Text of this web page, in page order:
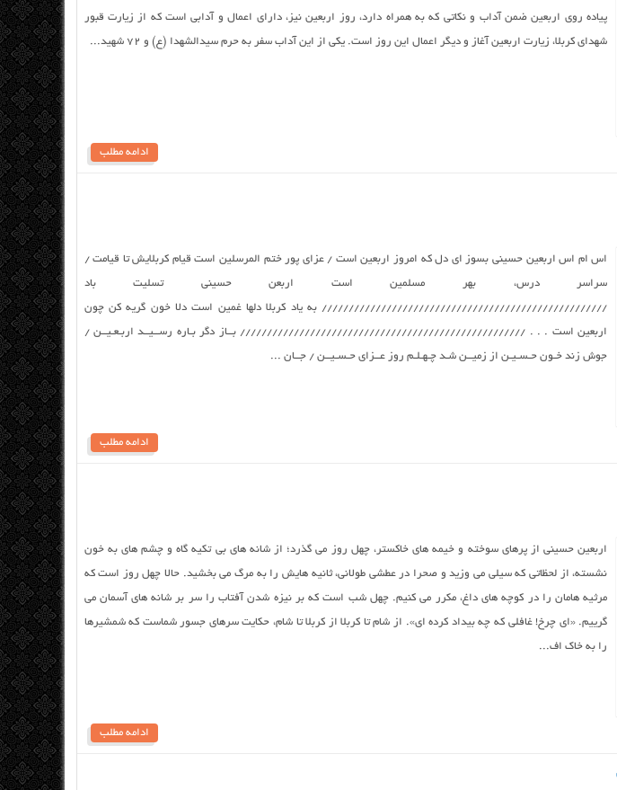
پیاده روی اربعین ضمن آداب و نکاتی که به همراه دارد، روز اربعین نیز، دارای اعمال و آدابی است که از زیارت قبور
شهدای کربلا، زیارت اربعین آغاز و دیگر اعمال این روز است. یکی از این آداب سفر به حرم سیدالشهدا (ع) و ۷۲ شهید...
ادامه مطلب
اس ام اس اربعین حسینی بسوز ای دل که امروز اربعین است / عزای پور ختم المرسلین است قیام کربلایش تا قیامت /
سراسر درس، بهر مسلمین است اربعن حسینی تسلیت باد
///////////////////////////////////////////////////// به یاد کربلا دل‏ها غمین است دلا خون گریه کن چون
اربعین است . . . ///////////////////////////////////////////////////// بــاز دگر بـاره رســیــد اربـعـیــن /
جوش زند خـون حـسـیـن از زمیــن شـد چـهـلـم روز عــزای حـسـیــن / جــان ...
ادامه مطلب
اربعین حسینی از پرهاى سوخته و خیمه هاى خاکستر، چهل روز مى گذرد؛ از شانه هاى بى تکیه گاه و چشم هاى به خون
نشسته، از لحظاتى که سیلى مى وزید و صحرا در عطشى طولانى، ثانیه هایش را به مرگ مى بخشید. حالا چهل روز است که
مرثیه هامان را در کوچه هاى داغ، مکرر مى کنیم. چهل شب است که بر نیزه شدن آفتاب را سر بر شانه هاى آسمان مى
گرییم. «اى چرخ! غافلى که چه بیداد کرده اى». از شام تا کربلا از کربلا تا شام، حکایت سرهاى جسور شماست که شمشیرها
را به خاک اف...
ادامه مطلب